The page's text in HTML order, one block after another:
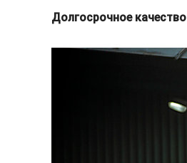
Долгосрочное качество